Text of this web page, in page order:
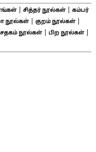
| சித்தர் நூல்கள்| கம்பர்
நூல்கள்| குறம் நூல்கள்|
சதகம் நூல்கள்| பிற நூல்கள்|